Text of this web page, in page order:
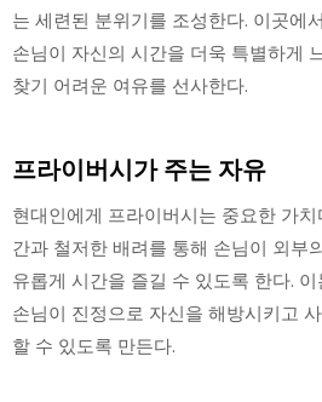
는 세련된 분위기를 조성한다. 이곳에
손님이 자신의 시간을 더욱 특별하게
찾기 어려운 여유를 선사한다.
프라이버시가 주는 자유
현대인에게 프라이버시는 중요한 가
간과 철저한 배려를 통해 손님이 외부
유롭게 시간을 즐길 수 있도록 한다.
손님이 진정으로 자신을 해방시키고
할 수 있도록 만든다.